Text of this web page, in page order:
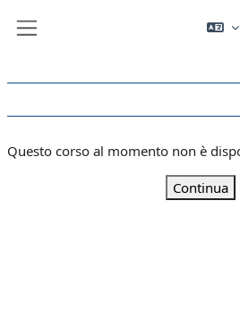
Questo corso al momento non è
Continua